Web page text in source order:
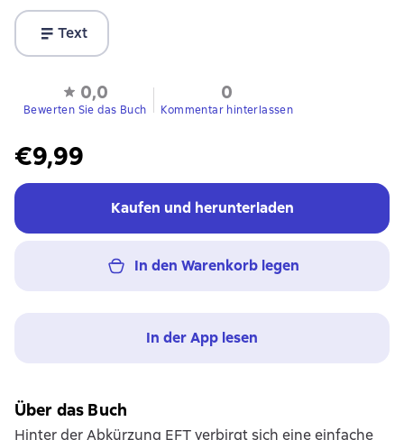
Text
0,0
Bewerten Sie das Buch
0
Kommentar hinterlassen
€9,99
Kaufen und herunterladen
In den Warenkorb legen
In der App lesen
Über das Buch
Hinter der Abkürzung EFT verbirgt sich eine einfache